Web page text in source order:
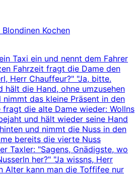
Blondinen Kochen
Taxi ein und nennt dem Fahrer
Fahrzeit fragt die Dame den
Herr Chauffeur?" "Ja, bitte.
hält die Hand, ohne umzusehen
nimmt das kleine Präsent in den
fragt die alte Dame wieder: Wollns
und hält wieder seine Hand
und nimmt die Nuss in den
bereits die vierte Nuss
Taxler: "Sagens, Gnädigste, wo
her?" "Ja wissns, Herr
Alter kann man die Toffifee nur